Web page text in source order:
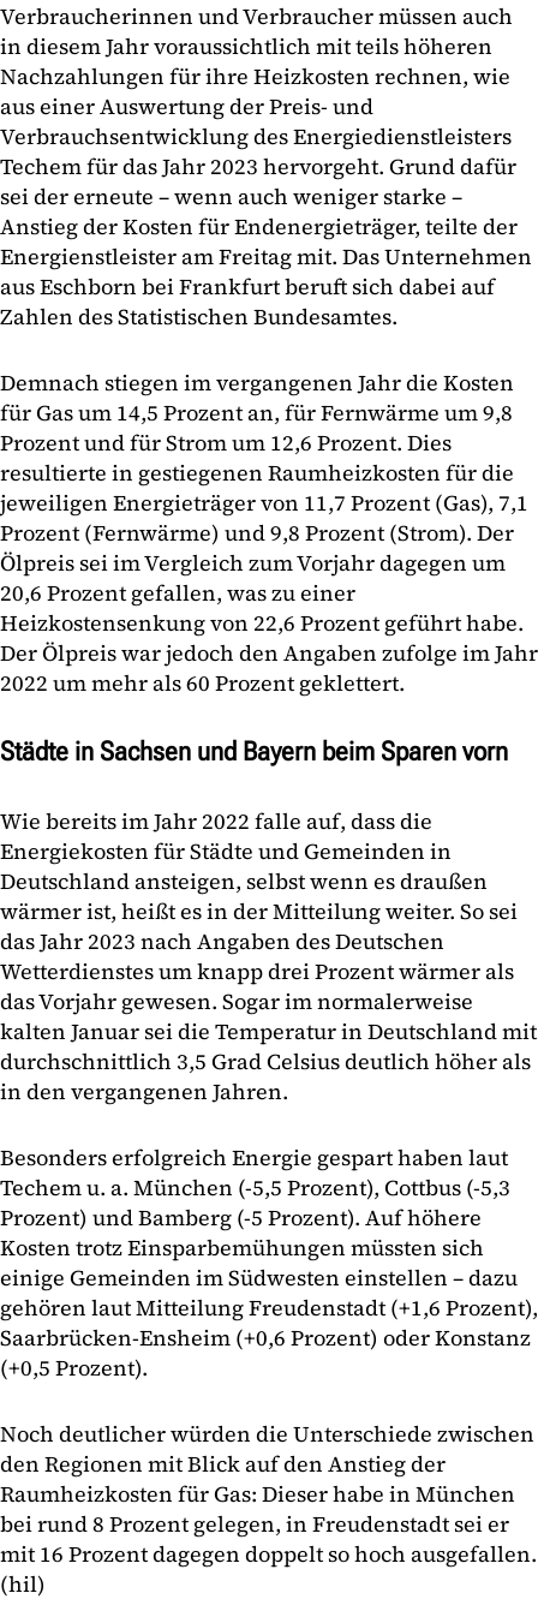
Verbraucherinnen und Verbraucher müssen auch
in diesem Jahr voraussichtlich mit teils höheren
Nachzahlungen für ihre Heizkosten rechnen, wie
aus einer Auswertung der Preis- und
Verbrauchsentwicklung des Energiedienstleisters
Techem für das Jahr 2023 hervorgeht. Grund dafür
sei der erneute – wenn auch weniger starke –
Anstieg der Kosten für Endenergieträger, teilte der
Energienstleister am Freitag mit. Das Unternehmen
aus Eschborn bei Frankfurt beruft sich dabei auf
Zahlen des Statistischen Bundesamtes.
Demnach stiegen im vergangenen Jahr die Kosten
für Gas um 14,5 Prozent an, für Fernwärme um 9,8
Prozent und für Strom um 12,6 Prozent. Dies
resultierte in gestiegenen Raumheizkosten für die
jeweiligen Energieträger von 11,7 Prozent (Gas), 7,1
Prozent (Fernwärme) und 9,8 Prozent (Strom). Der
Ölpreis sei im Vergleich zum Vorjahr dagegen um
20,6 Prozent gefallen, was zu einer
Heizkostensenkung von 22,6 Prozent geführt habe.
Der Ölpreis war jedoch den Angaben zufolge im Jahr
2022 um mehr als 60 Prozent geklettert.
Städte in Sachsen und Bayern beim Sparen vorn
Wie bereits im Jahr 2022 falle auf, dass die
Energiekosten für Städte und Gemeinden in
Deutschland ansteigen, selbst wenn es draußen
wärmer ist, heißt es in der Mitteilung weiter. So sei
das Jahr 2023 nach Angaben des Deutschen
Wetterdienstes um knapp drei Prozent wärmer als
das Vorjahr gewesen. Sogar im normalerweise
kalten Januar sei die Temperatur in Deutschland mit
durchschnittlich 3,5 Grad Celsius deutlich höher als
in den vergangenen Jahren.
Besonders erfolgreich Energie gespart haben laut
Techem u. a. München (-5,5 Prozent), Cottbus (-5,3
Prozent) und Bamberg (-5 Prozent). Auf höhere
Kosten trotz Einsparbemühungen müssten sich
einige Gemeinden im Südwesten einstellen – dazu
gehören laut Mitteilung Freudenstadt (+1,6 Prozent),
Saarbrücken-Ensheim (+0,6 Prozent) oder Konstanz
(+0,5 Prozent).
Noch deutlicher würden die Unterschiede zwischen
den Regionen mit Blick auf den Anstieg der
Raumheizkosten für Gas: Dieser habe in München
bei rund 8 Prozent gelegen, in Freudenstadt sei er
mit 16 Prozent dagegen doppelt so hoch ausgefallen.
(hil)